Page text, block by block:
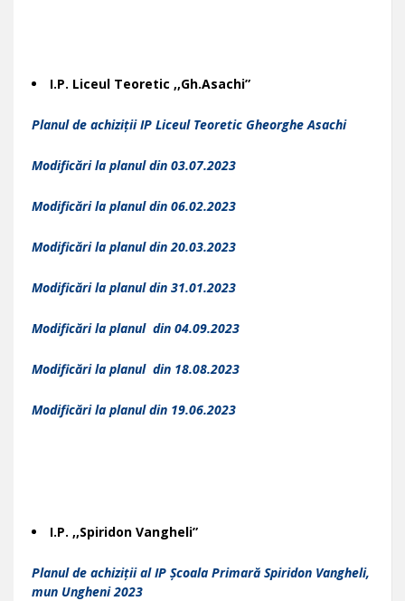
I.P. Liceul Teoretic ,,Gh.Asachi”
Planul de achiziții IP Liceul Teoretic Gheorghe Asachi
Modificări la planul din 03.07.2023
Modificări la planul din 06.02.2023
Modificări la planul din 20.03.2023
Modificări la planul din 31.01.2023
Modificări la planul din 04.09.2023
Modificări la planul din 18.08.2023
Modificări la planul din 19.06.2023
I.P. ,,Spiridon Vangheli”
Planul de achiziții al IP Școala Primară Spiridon Vangheli,
mun Ungheni 2023